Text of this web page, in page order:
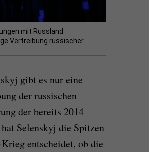
mit Russland
Vertreibung russischer
gibt es nur eine
der russischen
der bereits 2014
Selenskyj die Spitzen
entscheidet, ob die